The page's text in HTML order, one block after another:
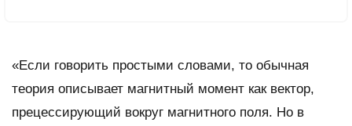
«Если говорить простыми словами, то обычная
теория описывает магнитный момент как вектор,
прецессирующий вокруг магнитного поля. Но в